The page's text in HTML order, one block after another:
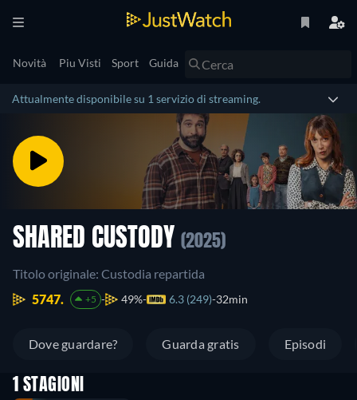
Novità Piu Visti Sport Guida
Attualmente disponibile su 1 servizio di streaming.
SHARED CUSTODY (2025)
Titolo originale: Custodia repartida
5747.
+5 49% 6.3 (249) 32min
Dove guardare? Guarda gratis Episodi
1 STAGIONI